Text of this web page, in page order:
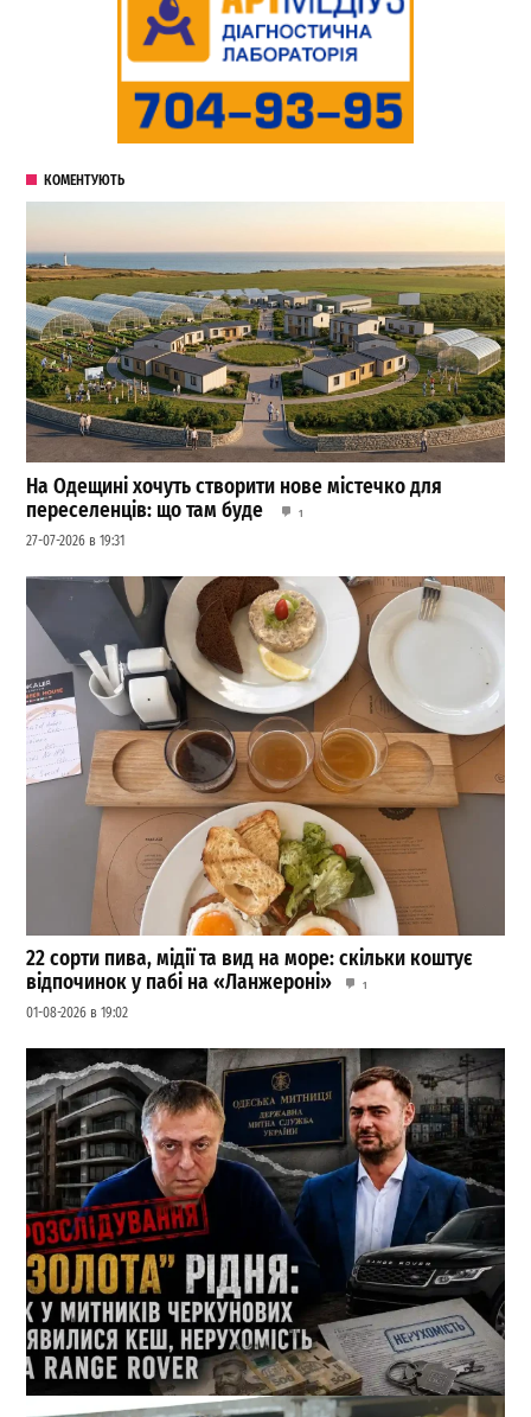
КОМЕНТУЮТЬ
На Одещині хочуть створити нове містечко для
переселенців: що там буде
1
27-07-2026 в 19:31
22 сорти пива, мідії та вид на море: скільки коштує
відпочинок у пабі на «Ланжероні»
1
01-08-2026 в 19:02